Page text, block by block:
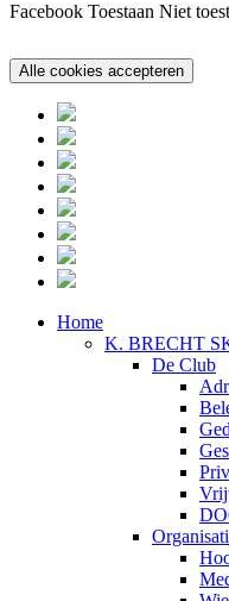
Facebook Toestaan Niet
Home
K. BRECHT
De Club